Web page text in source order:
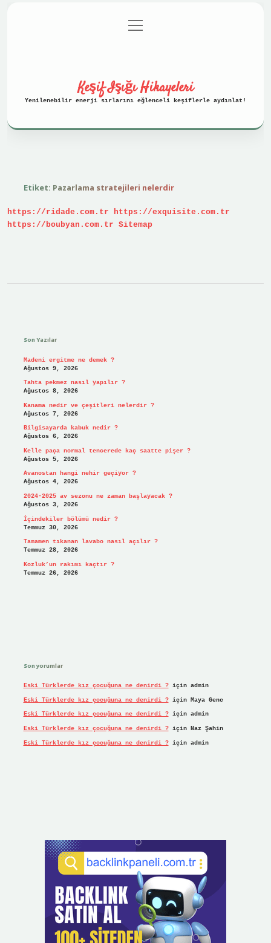
Gizlilik Politikası
menüyü
aç
Keşif Işığı Hikayeleri
Yenilenebilir enerji sırlarını eğlenceli keşiflerle aydınlat!
Etiket: Pazarlama stratejileri nelerdir
https://ridade.com.tr
https://exquisite.com.tr
https://boubyan.com.tr Sitemap
Son Yazılar
Madeni ergitme ne demek ?
Ağustos 9, 2026
Tahta pekmez nasıl yapılır ?
Ağustos 8, 2026
Kanama nedir ve çeşitleri nelerdir ?
Ağustos 7, 2026
Bilgisayarda kabuk nedir ?
Ağustos 6, 2026
Kelle paça normal tencerede kaç saatte pişer ?
Ağustos 5, 2026
Avanostan hangi nehir geçiyor ?
Ağustos 4, 2026
2024-2025 av sezonu ne zaman başlayacak ?
Ağustos 3, 2026
İçindekiler bölümü nedir ?
Temmuz 30, 2026
Tamamen tıkanan lavabo nasıl açılır ?
Temmuz 28, 2026
Kozluk’un rakımı kaçtır ?
Temmuz 26, 2026
Son yorumlar
Eski Türklerde kız çocuğuna ne denirdi ?için admin
Eski Türklerde kız çocuğuna ne denirdi ?için Maya Genc
Eski Türklerde kız çocuğuna ne denirdi ?için admin
Eski Türklerde kız çocuğuna ne denirdi ?için Naz Şahin
Eski Türklerde kız çocuğuna ne denirdi ?için admin